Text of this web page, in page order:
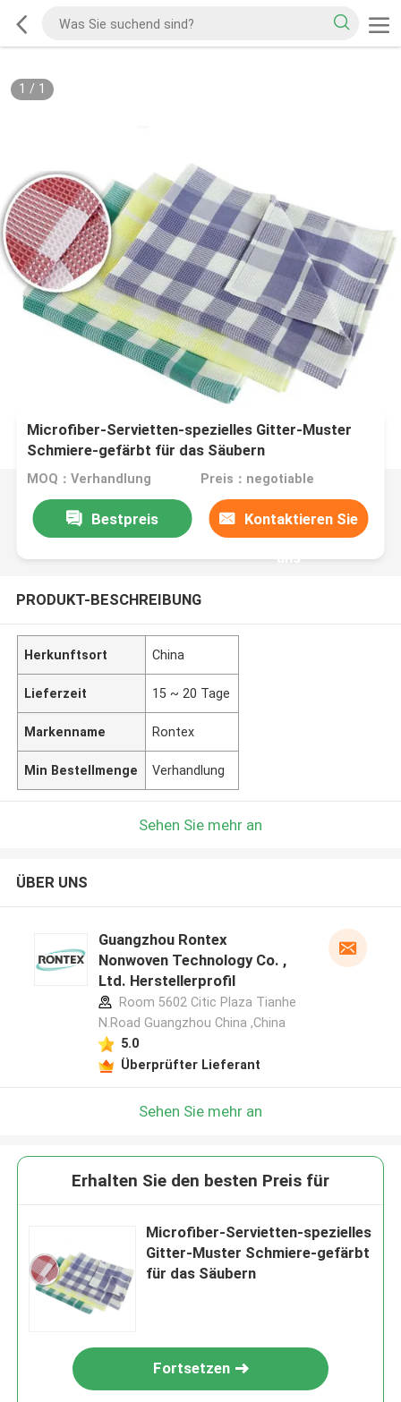
1 / 1
Microfiber-Servietten-spezielles Gitter-Muster
Schmiere-gefärbt für das Säubern
MOQ：Verhandlung Preis：negotiable
Bestpreis Kontaktieren Sie
uns
PRODUKT-BESCHREIBUNG
Herkunftsort China
Lieferzeit 15 ~ 20 Tage
Markenname Rontex
Min Bestellmenge Verhandlung
Sehen Sie mehr an
ÜBER UNS
Guangzhou Rontex
Nonwoven Technology Co. ,
Ltd. Herstellerprofil
Room 5602 Citic Plaza Tianhe
N.Road Guangzhou China ,China
5.0
Überprüfter Lieferant
Sehen Sie mehr an
Erhalten Sie den besten Preis für
Microfiber-Servietten-spezielles
Gitter-Muster Schmiere-gefärbt
für das Säubern
Fortsetzen